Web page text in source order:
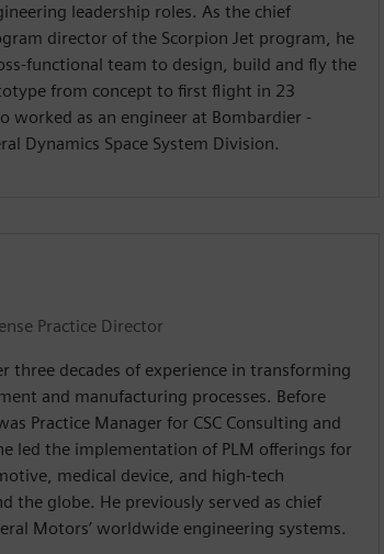
leadership roles. As the chief
director of the Scorpion Jet program, he
functional team to design, build and fly the
from concept to first flight in 23
worked as an engineer at Bombardier -
Dynamics Space System Division.
Practice Director
three decades of experience in transforming
and manufacturing processes. Before
Practice Manager for CSC Consulting and
led the implementation of PLM offerings for
medical device, and high-tech
the globe. He previously served as chief
Motors’ worldwide engineering systems.